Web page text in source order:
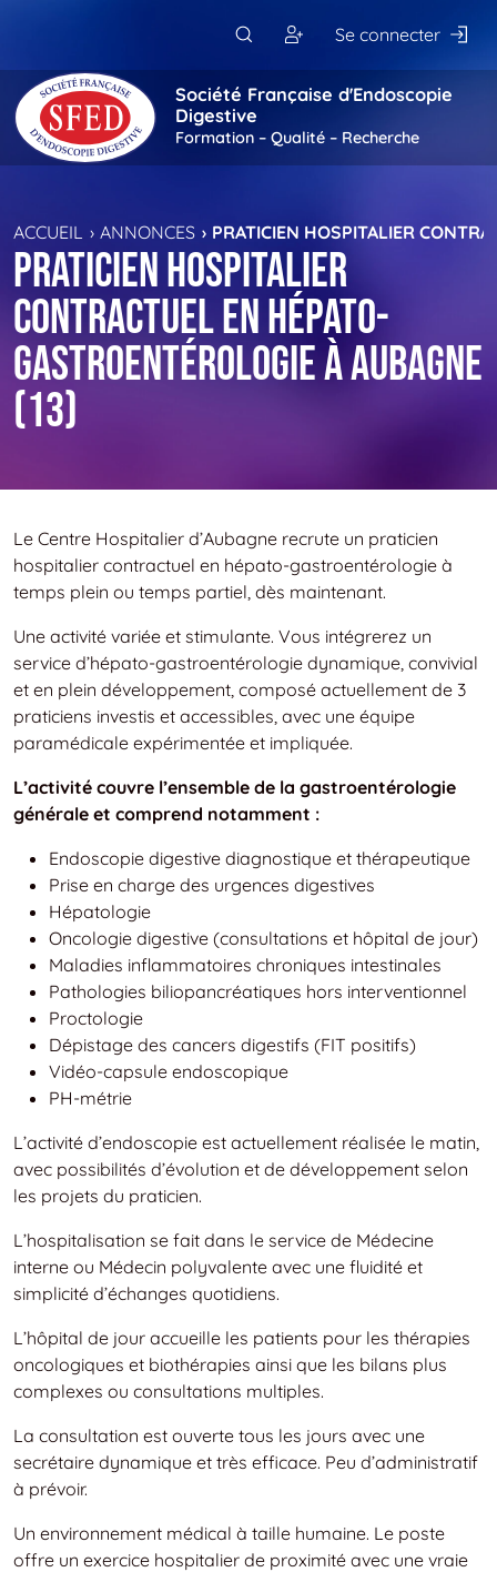
Se connecter
Société Française d'Endoscopie
Digestive
Formation – Qualité – Recherche
ACCUEIL ANNONCES PRATICIEN HOSPITALIER
Praticien Hospitalier
Contractuel en Hépato-
Gastroentérologie à Aubagne
(13)
Le Centre Hospitalier d’Aubagne recrute un praticien
hospitalier contractuel en hépato-gastroentérologie à
temps plein ou temps partiel, dès maintenant.
Une activité variée et stimulante. Vous intégrerez un
service d’hépato-gastroentérologie dynamique, convivial
et en plein développement, composé actuellement de 3
praticiens investis et accessibles, avec une équipe
paramédicale expérimentée et impliquée.
L’activité couvre l’ensemble de la gastroentérologie
générale et comprend notamment :
Endoscopie digestive diagnostique et thérapeutique
Prise en charge des urgences digestives
Hépatologie
Oncologie digestive (consultations et hôpital de jour)
Maladies inflammatoires chroniques intestinales
Pathologies biliopancréatiques hors interventionnel
Proctologie
Dépistage des cancers digestifs (FIT positifs)
Vidéo-capsule endoscopique
PH-métrie
L’activité d’endoscopie est actuellement réalisée le matin,
avec possibilités d’évolution et de développement selon
les projets du praticien.
L’hospitalisation se fait dans le service de Médecine
interne ou Médecin polyvalente avec une fluidité et
simplicité d’échanges quotidiens.
L’hôpital de jour accueille les patients pour les thérapies
oncologiques et biothérapies ainsi que les bilans plus
complexes ou consultations multiples.
La consultation est ouverte tous les jours avec une
secrétaire dynamique et très efficace. Peu d’administratif
à prévoir.
Un environnement médical à taille humaine. Le poste
offre un exercice hospitalier de proximité avec une vraie